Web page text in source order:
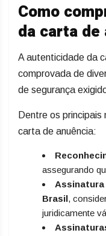
Como
da carta de
A autenticidade da
comprovada de
de segurança
Dentre os
carta de anuência:
assegurando
Brasil,
juridicamente